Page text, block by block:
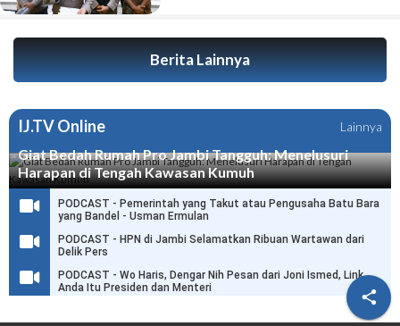

Berita Lainnya
IJ.TV Online Lainnya
Giat Bedah Rumah Pro Jambi Tangguh: Menelusuri
Harapan di Tengah Kawasan Kumuh
PODCAST - Pemerintah yang Takut atau Pengusaha Batu Bara
yang Bandel - Usman Ermulan
PODCAST - HPN di Jambi Selamatkan Ribuan Wartawan dari
Delik Pers
PODCAST - Wo Haris, Dengar Nih Pesan dari Joni Ismed, Link
Anda Itu Presiden dan Menteri